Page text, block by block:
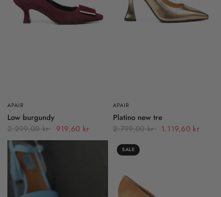
APAIR
Low burgundy
2.299,00 kr 919,60 kr
APAIR
Platino new tre
2.799,00 kr 1.119,60 kr
SALE